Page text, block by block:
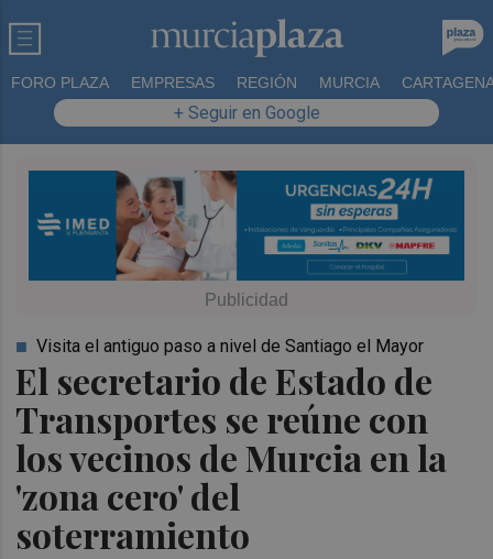
FORO PLAZA EMPRESAS REGIÓN MURCIA
+ Seguir en Google
El secretario de Estado de
Transportes se reúne con
los vecinos de Murcia en la
'zona cero' del
soterramiento
Visita el antiguo paso a nivel de Santiago el Mayor